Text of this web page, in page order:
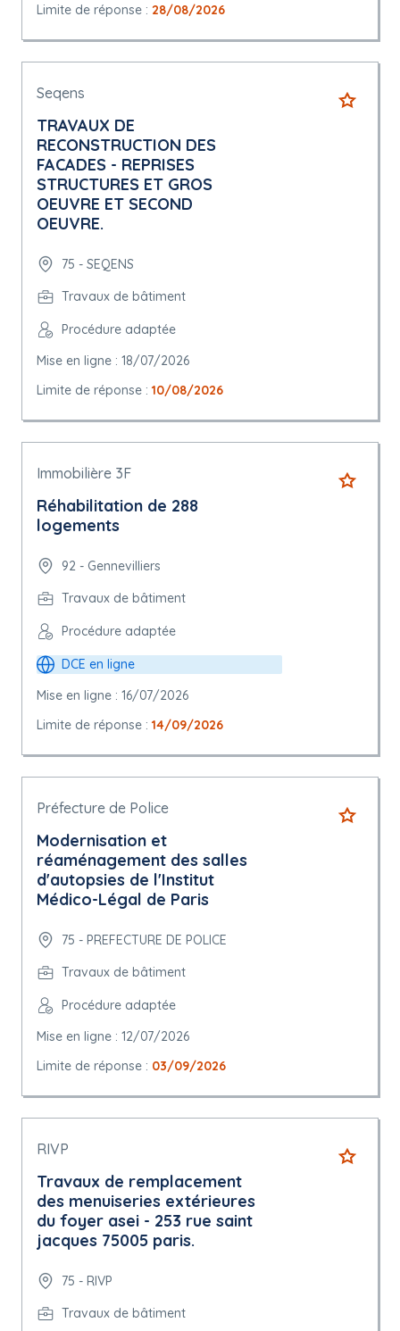
Limite de réponse : 28/08/2026
Seqens
TRAVAUX DE
RECONSTRUCTION DES
FACADES - REPRISES
STRUCTURES ET GROS
OEUVRE ET SECOND
OEUVRE.
75 - SEQENS
Travaux de bâtiment
Procédure adaptée
Mise en ligne : 18/07/2026
Limite de réponse : 10/08/2026
Immobilière 3F
Réhabilitation de 288
logements
92 - Gennevilliers
Travaux de bâtiment
Procédure adaptée
DCE en ligne
Mise en ligne : 16/07/2026
Limite de réponse : 14/09/2026
Préfecture de Police
Modernisation et
réaménagement des salles
d'autopsies de l'Institut
Médico-Légal de Paris
75 - PREFECTURE DE POLICE
Travaux de bâtiment
Procédure adaptée
Mise en ligne : 12/07/2026
Limite de réponse : 03/09/2026
RIVP
Travaux de remplacement
des menuiseries extérieures
du foyer asei - 253 rue saint
jacques 75005 paris.
75 - RIVP
Travaux de bâtiment